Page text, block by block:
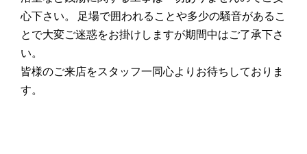
心下さい。 足場で囲われることや多少の騒音があるこ
とで大変ご迷惑をお掛けしますが期間中はご了承下さ
い。
皆様のご来店をスタッフ一同心よりお待ちしておりま
す。